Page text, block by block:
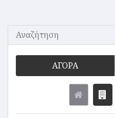
Αναζήτηση
ΑΓΟΡΆ